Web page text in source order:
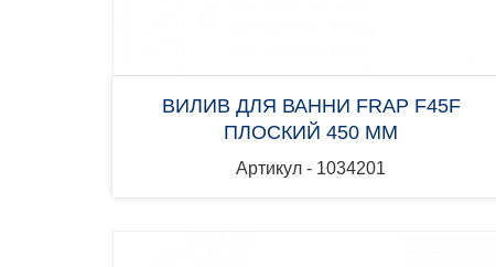
ВИЛИВ ДЛЯ ВАННИ FRAP F45F
ПЛОСКИЙ 450 ММ
Артикул - 1034201